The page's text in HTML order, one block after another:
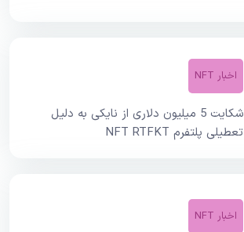
اخبار NFT
شکایت 5 میلیون دلاری از نایکی به دلیل
تعطیلی پلتفرم NFT RTFKT
اخبار NFT